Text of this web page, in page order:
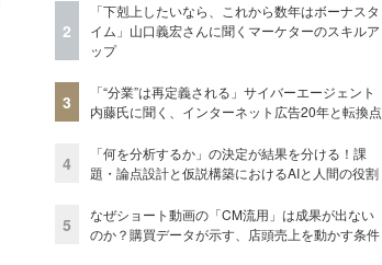
2
「下剋上したいなら、これから数年はボーナスタ
イム」山口義宏さんに聞くマーケターのスキルア
ップ
3
「“分業”は再定義される」サイバーエージェント
内藤氏に聞く、インターネット広告20年と転換点
4
「何を分析するか」の決定が結果を分ける！課
題・論点設計と仮説構築におけるAIと人間の役割
5
なぜショート動画の「CM流用」は成果が出ない
のか？購買データが示す、店頭売上を動かす条件